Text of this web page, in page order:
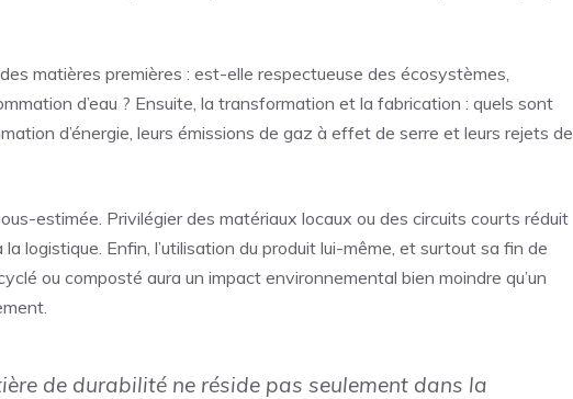
matières premières : est-elle respectueuse des écosystèmes,
d’eau ? Ensuite, la transformation et la fabrication : quels sont
d’énergie, leurs émissions de gaz à effet de serre et leurs rejets de
estimée. Privilégier des matériaux locaux ou des circuits courts réduit
logistique. Enfin, l’utilisation du produit lui-même, et surtout sa fin de
ou composté aura un impact environnemental bien moindre qu’un
de durabilité ne réside pas seulement dans la